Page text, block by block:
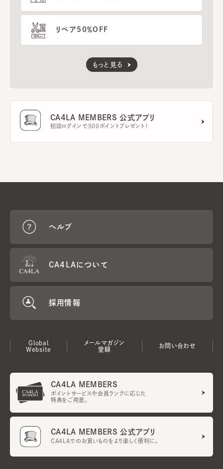
リペア50％OFF
もっと見る
CA4LA MEMBERS 公式アプリ
初回ログインで500ポイントプレゼント！
ヘルプ
CA4LAについて
採用情報
Global
Website
メールマガジン
登録
お問い合わせ
CA4LA MEMBERS
ポイントサービスや会員ランクに応じた
特典をご用意。
CA4LA MEMBERS 公式アプリ
CA4LAでのお買いものをより楽しく便利に。